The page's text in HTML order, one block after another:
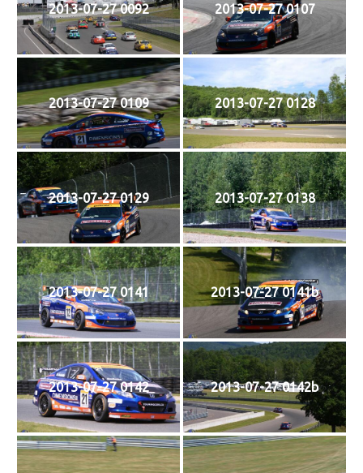
2013-07-27 0092 2013-07-27 0107
2013-07-27 0109 2013-07-27 0128
2013-07-27 0129 2013-07-27 0138
2013-07-27 0141 2013-07-27 0141b
2013-07-27 0142 2013-07-27 0142b